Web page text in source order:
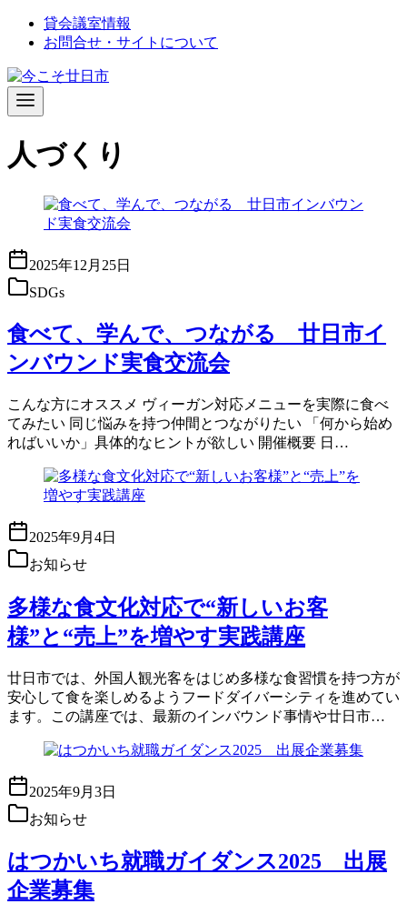
ン
ツ
へ
移
動
貸会議室情報
お問合せ・サイトについて
人づくり
2025年12月25日
SDGs
食べて、学んで、つながる 廿日市イ
ンバウンド実食交流会
こんな方にオススメ ヴィーガン対応メニューを実際に食べ
てみたい 同じ悩みを持つ仲間とつながりたい 「何から始め
ればいいか」具体的なヒントが欲しい 開催概要 日…
2025年9月4日
お知らせ
多様な食文化対応で“新しいお客
様”と“売上”を増やす実践講座
廿日市では、外国人観光客をはじめ多様な食習慣を持つ方が
安心して食を楽しめるようフードダイバーシティを進めてい
ます。この講座では、最新のインバウンド事情や廿日市…
2025年9月3日
お知らせ
はつかいち就職ガイダンス2025 出展
企業募集